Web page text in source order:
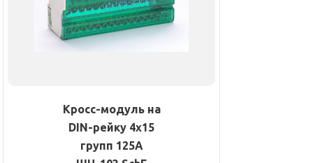
Кросс-модуль на
DIN-рейку 4х15
групп 125А